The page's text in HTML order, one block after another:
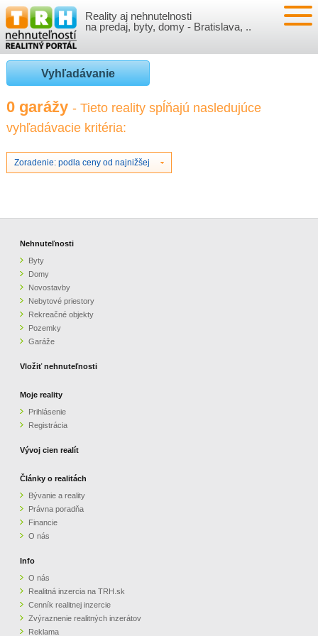
Reality aj nehnutelnosti
na predaj, byty, domy - Bratislava, ..
NEHNUTEĽNOSTI
BYTY
NOVOSTAVBY
NEBYTOVÉ PRIESTORY
GARÁŽE
VLOŽIŤ NEHNUTEĽNOSTI
PRIHLÁSENIE
REGISTRÁCIA
VÝVOJ CIEN REALÍT
ČLÁNKY O REALITÁCH
O NÁS
CENNÍK REALITNEJ INZERCIE
ZVÝRAZNENIE REALITNÝCH INZERÁTOV
PARTNERI
OBCHODNÉ PODMIENKY
KONTAKT
Vyhľadávanie
0 garážy - Tieto reality spĺňajú nasledujúce
vyhľadávacie kritéria:
Zoradenie: podla ceny od najnižšej
Nehnuteľnosti
Byty
Domy
Novostavby
Nebytové priestory
Rekreačné objekty
Pozemky
Garáže
Vložiť nehnuteľnosti
Moje reality
Prihlásenie
Registrácia
Vývoj cien realít
Články o realitách
Bývanie a reality
Právna poradňa
Financie
O nás
Info
O nás
Realitná inzercia na TRH.sk
Cenník realitnej inzercie
Zvýraznenie realitných inzerátov
Reklama